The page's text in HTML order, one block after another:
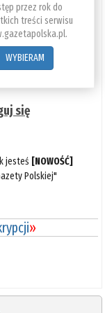
przez rok do
treści serwisu
WYBIERAM
się
jesteś [NOWOŚĆ]
Polskiej"
»